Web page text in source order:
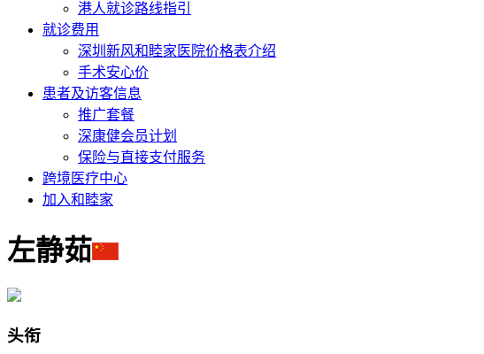
港人就诊路线指引
就诊费用
深圳新风和睦家医院价格表介绍
手术安心价
患者及访客信息
推广套餐
深康健会员计划
保险与直接支付服务
跨境医疗中心
加入和睦家
左静茹
头衔